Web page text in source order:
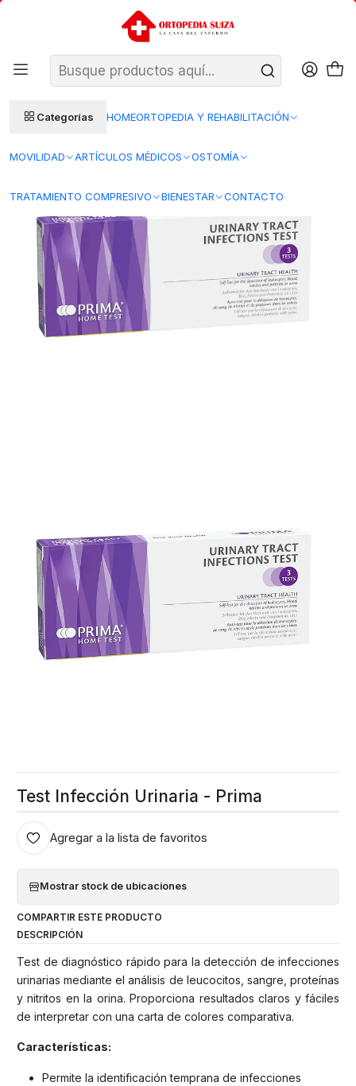
Categorías HOMEORTOPEDIA Y REHABILITACIÓN
MOVILIDAD ARTÍCULOS MÉDICOS OSTOMÍA
TRATAMIENTO COMPRESIVO BIENESTAR CONTACTO
SANTIAGO: ENTREGA AL DÍA HÁBIL SIGUIENTE (L–V)
REGIONES 48–72 HORAS HÁBILES
Insumos Medicos Insumos desechables
Diagnostico Rapido - In Vitro Test Infección Urinaria - Prima
Test Infección Urinaria - Prima
Agregar a la lista de favoritos
Mostrar stock de ubicaciones
COMPARTIR ESTE PRODUCTO
DESCRIPCIÓN
Test de diagnóstico rápido para la detección de infecciones
urinarias mediante el análisis de leucocitos, sangre, proteínas
y nitritos en la orina. Proporciona resultados claros y fáciles
de interpretar con una carta de colores comparativa.
Características:
Permite la identificación temprana de infecciones